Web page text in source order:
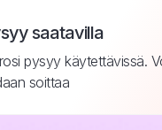
saatavilla
pysyy käytettävissä.
soittaa